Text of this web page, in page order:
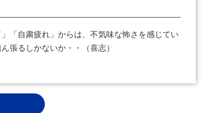
「自粛疲れ」からは、不気味な怖さを感じてい
張るしかないか・・（喜志）